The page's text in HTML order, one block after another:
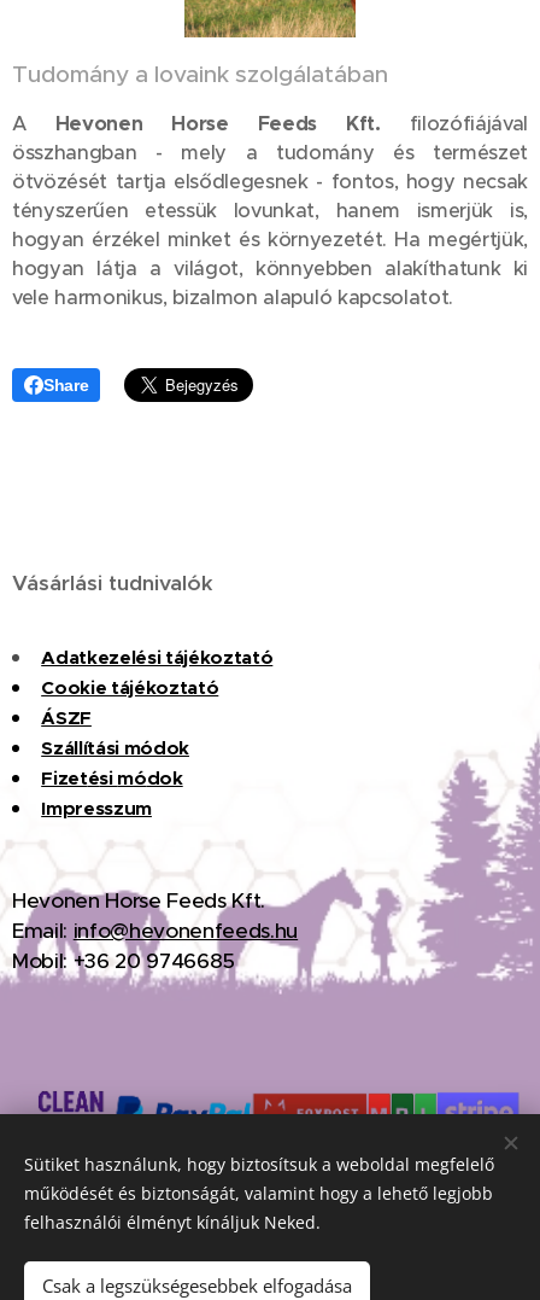
Tudomány a lovaink szolgálatában
A Hevonen Horse Feeds Kft. filozófiájával
összhangban - mely a tudomány és természet
ötvözését tartja elsődlegesnek - fontos, hogy necsak
tényszerűen etessük lovunkat, hanem ismerjük is,
hogyan érzékel minket és környezetét. Ha megértjük,
hogyan látja a világot, könnyebben alakíthatunk ki
vele harmonikus, bizalmon alapuló kapcsolatot.
Share
Vásárlási tudnivalók
Adatkezelési tájékoztató
Cookie tájékoztató
ÁSZF
Szállítási módok
Fizetési módok
Impresszum
Hevonen Horse Feeds Kft.
Email: info@hevonenfeeds.hu
Mobil: +36 20 9746685
Hevonen Horse Feeds Kft.© 2026 Minden jog fenntartva
Nyelvek
Sütiket használunk, hogy biztosítsuk a weboldal megfelelő
működését és biztonságát, valamint hogy a lehető legjobb
felhasználói élményt kínáljuk Neked.
Csak a legszükségesebbek elfogadása